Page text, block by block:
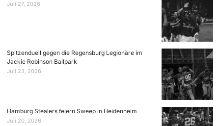
Juli 27, 2026
Spitzenduell gegen die Regensburg Legionäre im
Jackie Robinson Ballpark
Juli 23, 2026
Hamburg Stealers feiern Sweep in Heidenheim
Juli 20, 2026